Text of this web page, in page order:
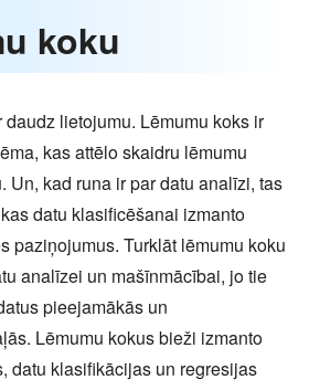
koku
daudz lietojumu. Lēmumu koks ir
kas attēlo skaidru lēmumu
Un, kad runa ir par datu analīzi, tas
datu klasificēšanai izmanto
paziņojumus. Turklāt lēmumu koku
analīzei un mašīnmācībai, jo tie
pieejamākās un
Lēmumu kokus bieži izmanto
datu klasifikācijas un regresijas